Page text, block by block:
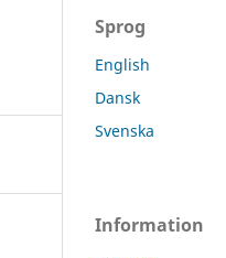
Sprog
English
Dansk
Svenska
Information